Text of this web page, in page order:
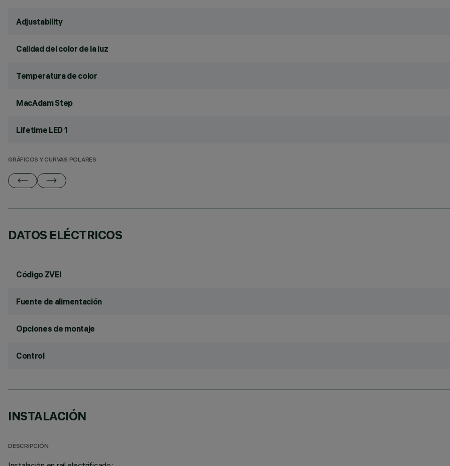
Adjustability
Calidad del color de la luz
Temperatura de color
MacAdam Step
Lifetime LED 1
GRÁFICOS Y CURVAS POLARES
DATOS ELÉCTRICOS
Código ZVEI
Fuente de alimentación
Opciones de montaje
Control
INSTALACIÓN
DESCRIPCIÓN